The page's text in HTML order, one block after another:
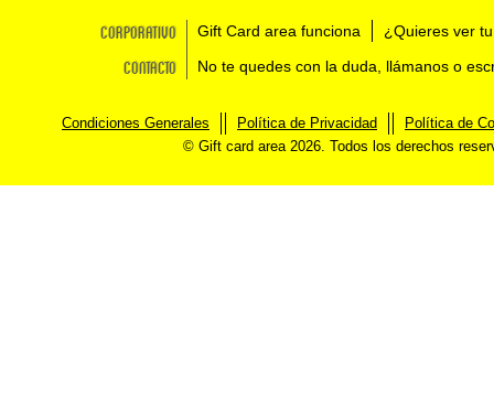
Corporativo Gift Card area funciona ¿Quieres ver
Contacto No te quedes con la duda, llámanos o
Condiciones Generales Política de Privacidad
Política de
© Gift card area 2026. Todos los derechos